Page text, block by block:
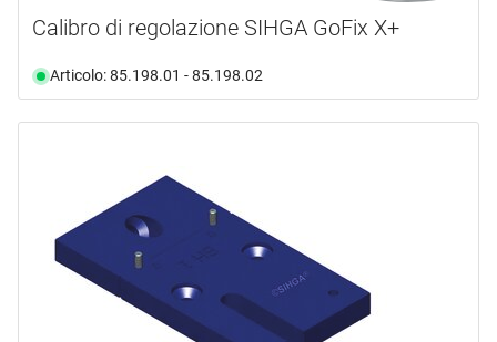
Calibro di regolazione SIHGA GoFix X+
Articolo: 85.198.01 - 85.198.02